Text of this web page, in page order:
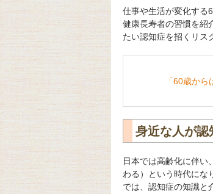
仕事や生活が変化する
健康長寿者の習慣を紹
たい認知症を招くリス
「60歳か
身近な人が認
日本では高齢化に伴い
わる）という時代にな
では、認知症の知識と